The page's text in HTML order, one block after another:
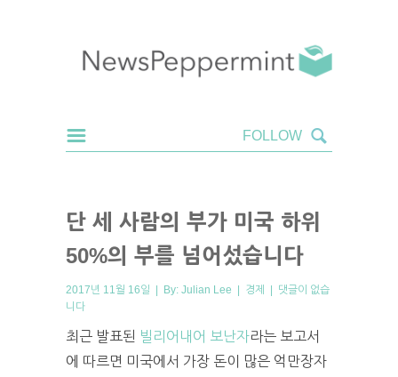
단 세 사람의 부가 미국 하위
50%의 부를 넘어섰습니다
2017년 11월 16일 | By: Julian Lee | 경제 | 댓글이 없습
니다
최근 발표된 빌리어내어 보난자라는 보고서
에 따르면 미국에서 가장 돈이 많은 억만장자